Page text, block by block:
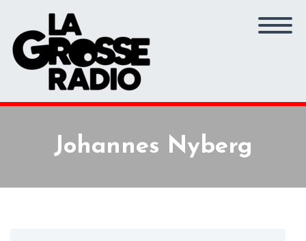
Johannes Nyberg